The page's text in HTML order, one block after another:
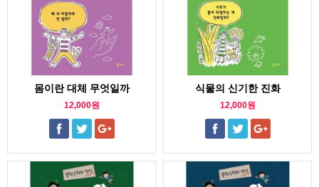
몸이란 대체 무엇일까
12,000원
식물의 신기한 진화
12,000원